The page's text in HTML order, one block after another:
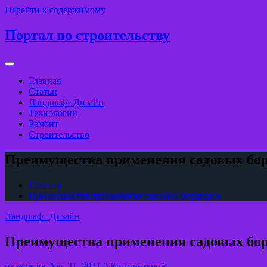
Перейти к содержимому
Портал по строительству
Главная
Статьи
Ландшафт Дизайн
Технологии
Ремонт
Строительство
Преимущества применения садовых
Главная
Преимущества применения садовых бордюров
Ландшафт Дизайн
Преимущества применения садовых